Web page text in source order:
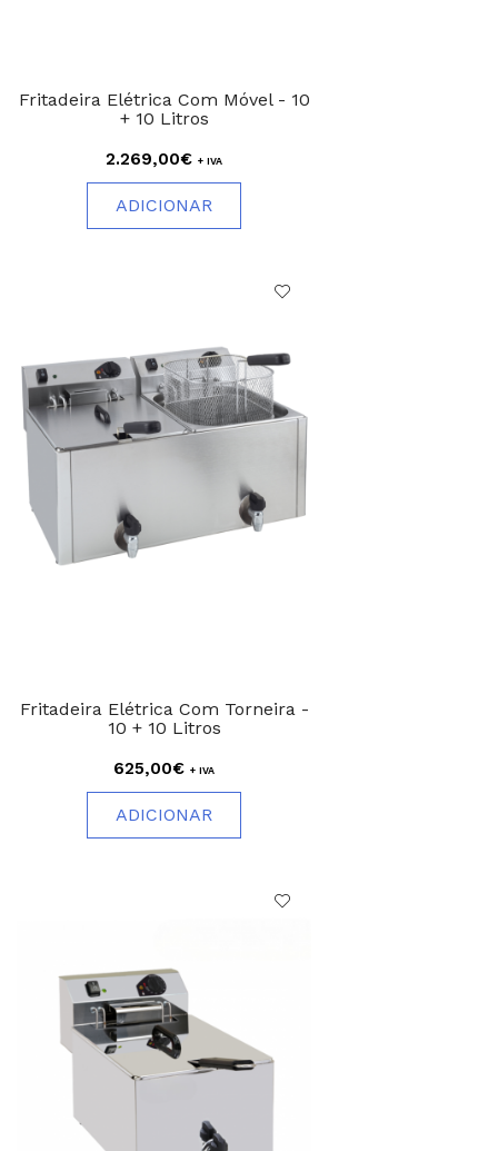
Fritadeira Elétrica Com Móvel - 10
+ 10 Litros
2.269,00€ + IVA
ADICIONAR
Fritadeira Elétrica Com Torneira -
10 + 10 Litros
625,00€ + IVA
ADICIONAR